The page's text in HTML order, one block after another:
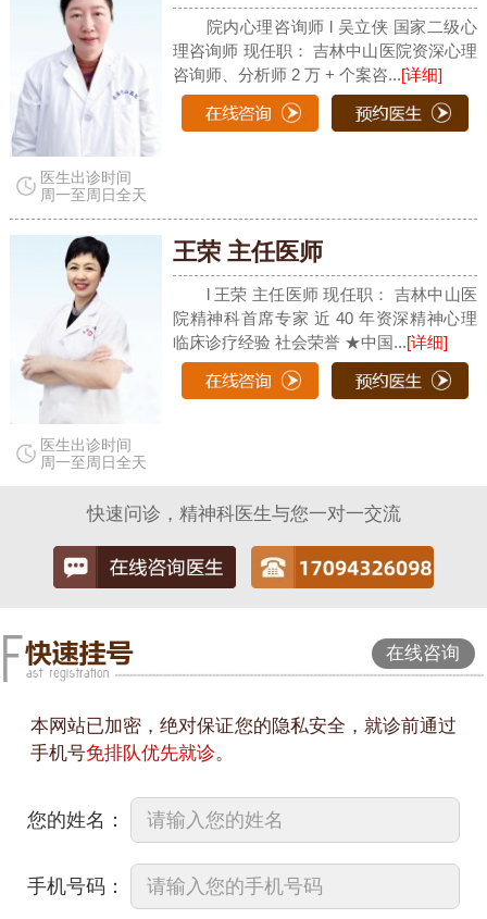
医生出诊时间
周一至周日全天
院内心理咨询师 l 吴立侠 国家二级心
理咨询师 现任职： 吉林中山医院资深心理
咨询师、分析师 2 万 + 个案咨...[详细]
医生出诊时间
周一至周日全天
王荣 主任医师
l 王荣 主任医师 现任职： 吉林中山医
院精神科首席专家 近 40 年资深精神心理
临床诊疗经验 社会荣誉 ★中国...[详细]
快速问诊，精神科医生与您一对一交流
在线咨询
本网站已加密，绝对保证您的隐私安全，就诊前通过
手机号免排队优先就诊。
您的姓名：
手机号码：